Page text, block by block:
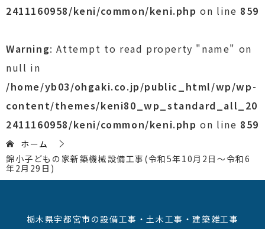
2411160958/keni/common/keni.php on line 859
Warning: Attempt to read property "name" on
null in
/home/yb03/ohgaki.co.jp/public_html/wp/wp-
content/themes/keni80_wp_standard_all_20
2411160958/keni/common/keni.php on line 859
ホーム
錦小子どもの家新築機械設備工事(令和5年10月2日～令和6
年2月29日)
栃木県宇都宮市の設備工事・土木工事・建築雑工事